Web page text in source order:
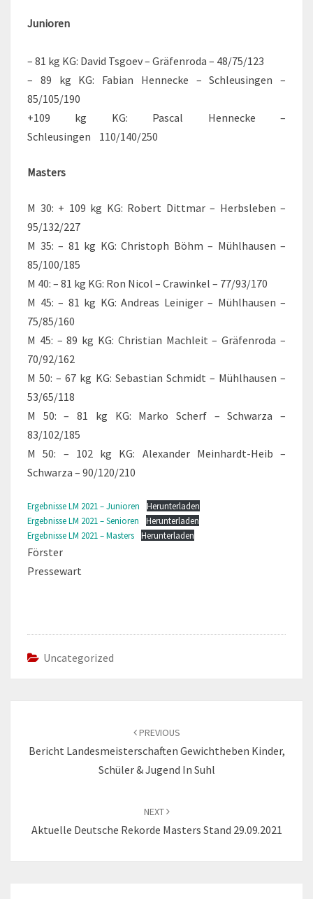
Junioren
– 81 kg KG: David Tsgoev – Gräfenroda – 48/75/123
– 89 kg KG: Fabian Hennecke – Schleusingen –
85/105/190
+109 kg KG: Pascal Hennecke –
Schleusingen 110/140/250
Masters
M 30: + 109 kg KG: Robert Dittmar – Herbsleben –
95/132/227
M 35: – 81 kg KG: Christoph Böhm – Mühlhausen –
85/100/185
M 40: – 81 kg KG: Ron Nicol – Crawinkel – 77/93/170
M 45: – 81 kg KG: Andreas Leiniger – Mühlhausen –
75/85/160
M 45: – 89 kg KG: Christian Machleit – Gräfenroda –
70/92/162
M 50: – 67 kg KG: Sebastian Schmidt – Mühlhausen –
53/65/118
M 50: – 81 kg KG: Marko Scherf – Schwarza –
83/102/185
M 50: – 102 kg KG: Alexander Meinhardt-Heib –
Schwarza – 90/120/210
Ergebnisse LM 2021 – Junioren
Herunterladen
Ergebnisse LM 2021 – Senioren
Herunterladen
Ergebnisse LM 2021 – Masters
Herunterladen
Förster
Pressewart
Uncategorized
PREVIOUS
Bericht Landesmeisterschaften Gewichtheben Kinder,
Schüler & Jugend In Suhl
NEXT
Aktuelle Deutsche Rekorde Masters Stand 29.09.2021